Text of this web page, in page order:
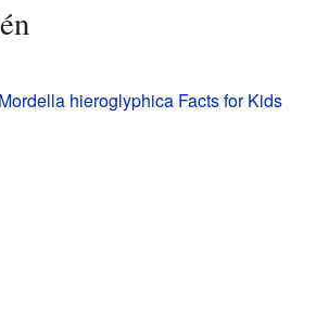
Mordella hieroglyphica Facts for Kids